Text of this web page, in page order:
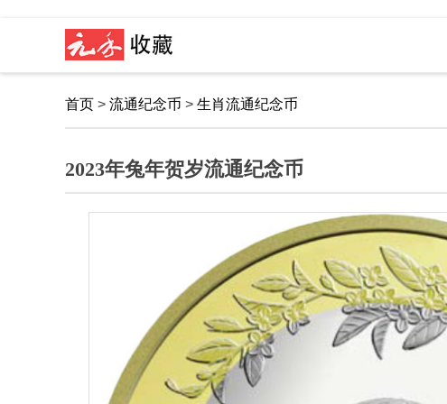
首页 > 流通纪念币 > 生肖流通纪念币
2023年兔年贺岁流通纪念币